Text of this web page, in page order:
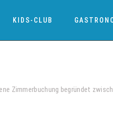
KIDS-CLUB
Zimmerbuchung begründet